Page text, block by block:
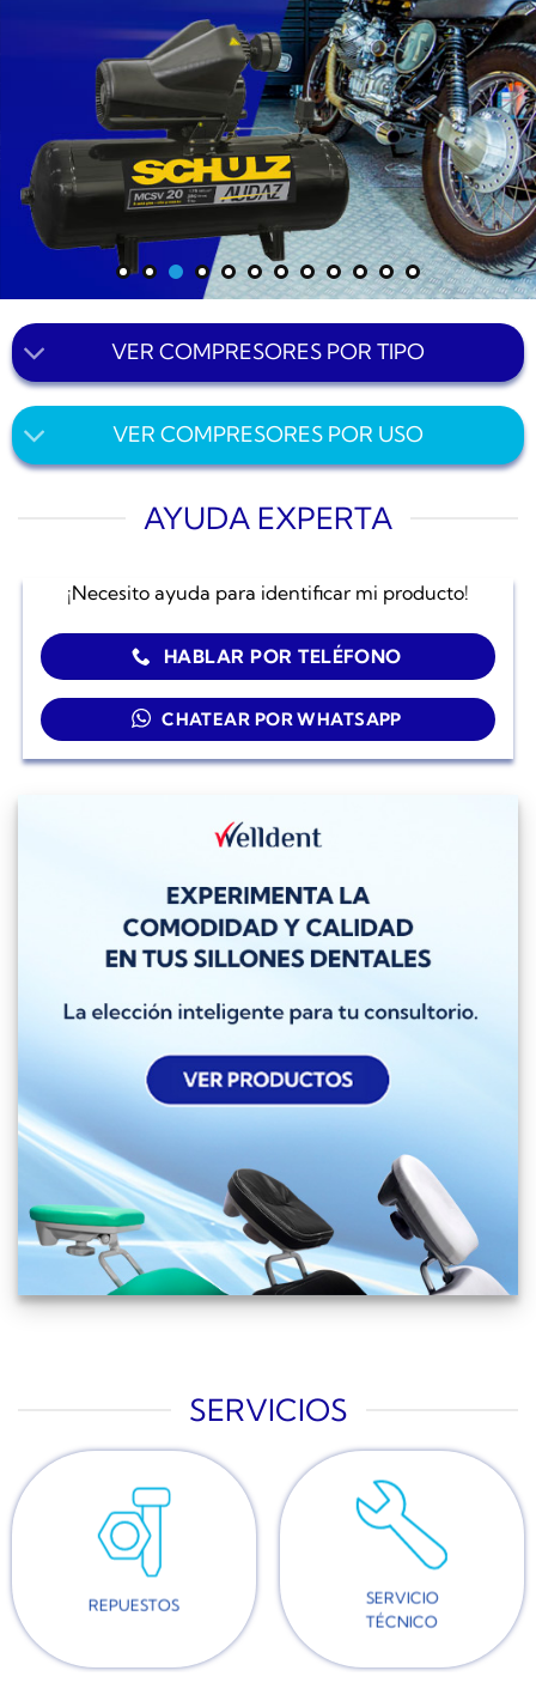
VER COMPRESORES POR TIPO
VER COMPRESORES POR USO
AYUDA EXPERTA
¡Necesito ayuda para identificar mi producto!
HABLAR POR TELÉFONO
CHATEAR POR WHATSAPP
SERVICIOS
REPUESTOS
SERVICIO
TÉCNICO